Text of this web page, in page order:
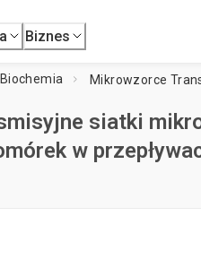
Biznes
Biochemia
siatki
w